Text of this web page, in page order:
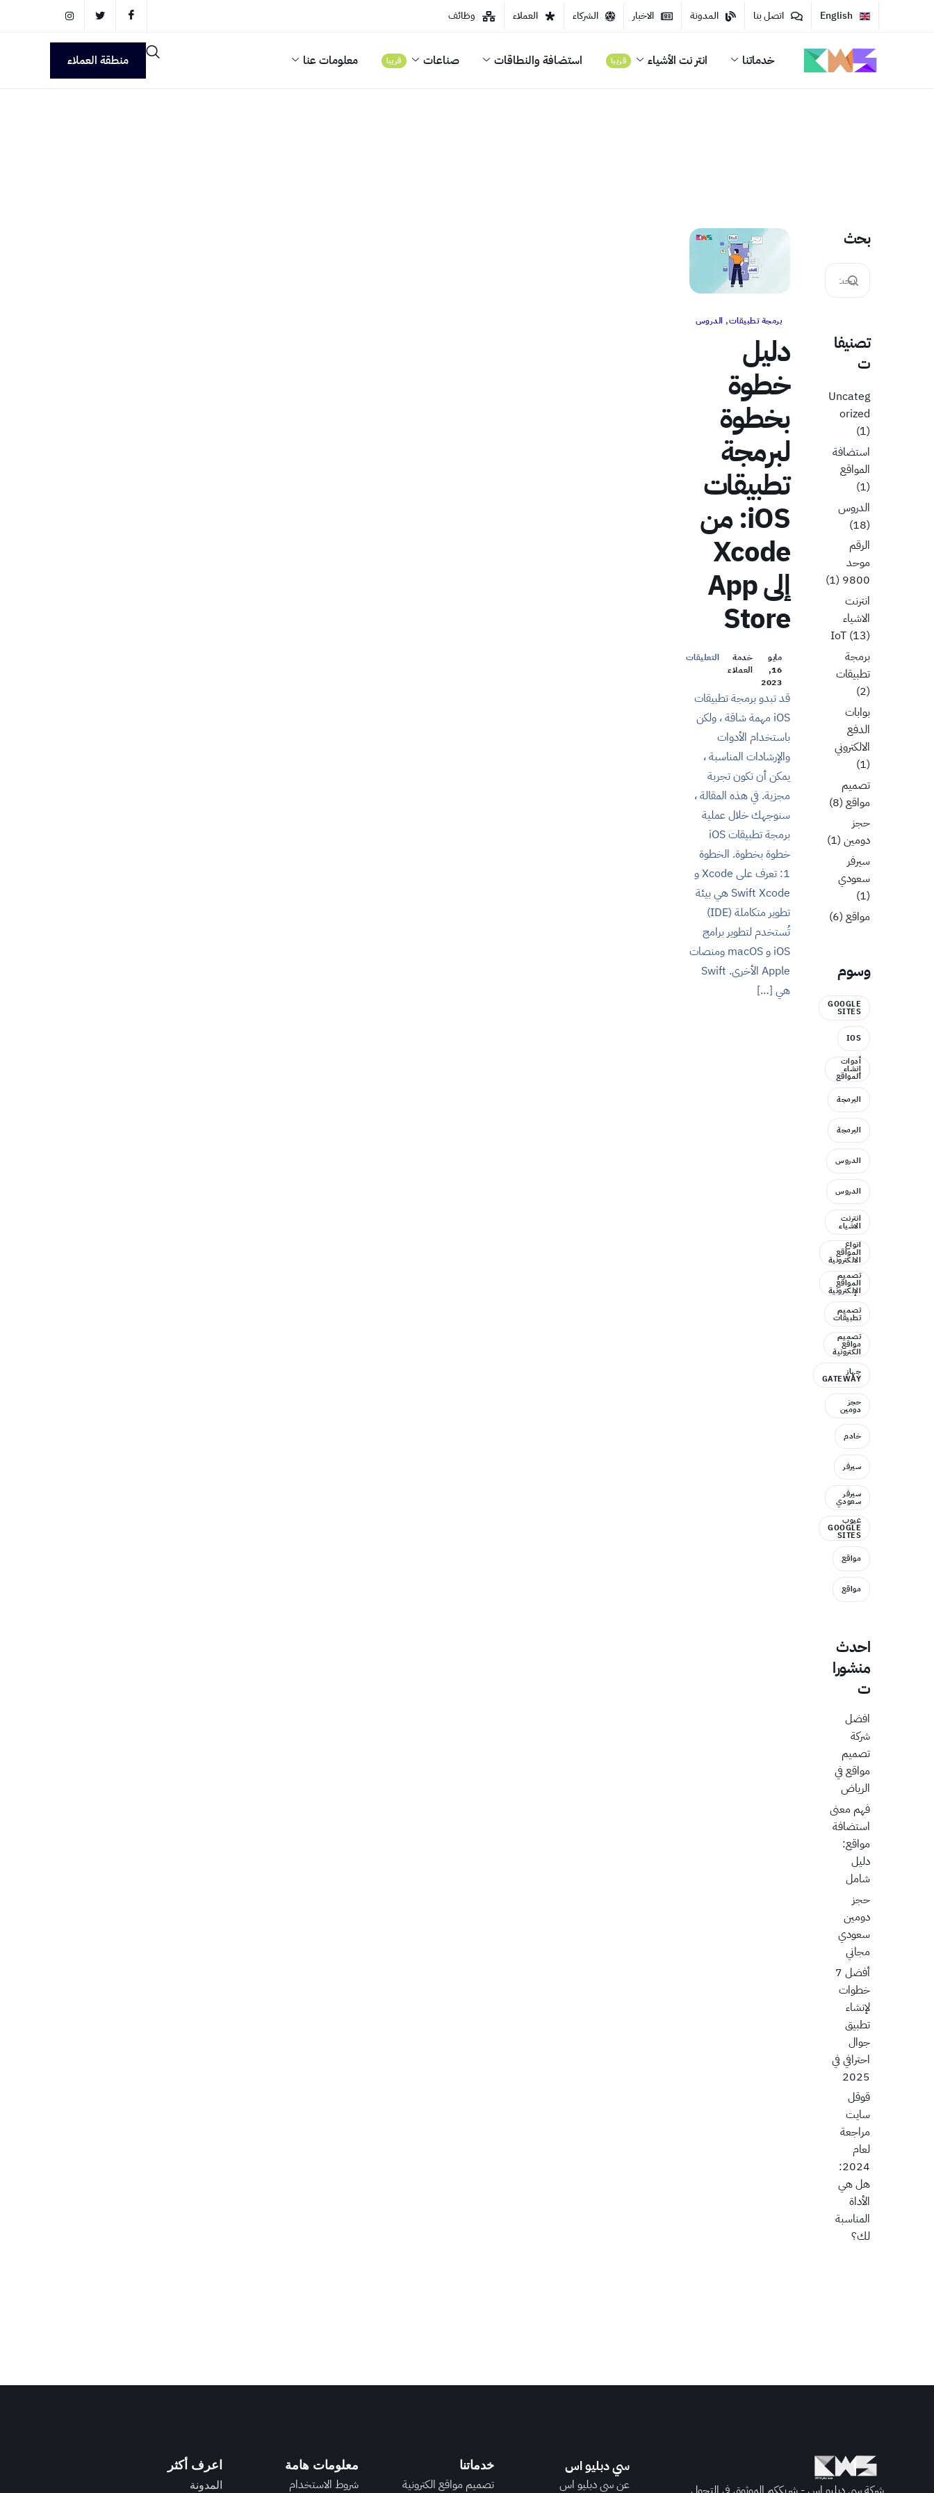
English اتصل بنا المدونة الاخبار الشركاء العملاء وظائف
خدماتنا قريبا انتر نت الأشياء استضافة والنطاقات قريبا صناعات معلومات عنا منطقة العملاء
برمجة تطبيقات, الدروس
دليل
خطوة
بخطوة
لبرمجة
تطبيقات
iOS: من
Xcode
إلى App
Store
مايو
16,
2023
خدمة
العملاء
التعليقات
قد تبدو برمجة تطبيقات
iOS مهمة شاقة ، ولكن
باستخدام الأدوات
والإرشادات المناسبة ،
يمكن أن تكون تجربة
مجزية. في هذه المقالة ،
سنوجهك خلال عملية
برمجة تطبيقات iOS
خطوة بخطوة. الخطوة
1: تعرف على Xcode و
Swift Xcode هي بيئة
تطوير متكاملة (IDE)
تُستخدم لتطوير برامج
iOS و macOS ومنصات
Apple الأخرى. Swift
هي […]
بحث
تصنيفا
ت
Uncateg
orized
(1)
استضافة
المواقع
(1)
الدروس
(18)
الرقم
موحد
9800
(1)
انترنت
الاشياء
IoT (13)
برمجة
تطبيقات
(2)
بوابات
الدفع
الالكتروني
(1)
تصميم
مواقع (8)
حجز
دومين (1)
سيرفر
سعودي
(1)
مواقع (6)
وسوم
GOOGLE
SITES
IOS
أدوات
إنشاء
المواقع
البرمجة
البرمجة
الدروس
الدروس
انترنت
الاشياء
انواع
المواقع
الالكترونية
تصميم
المواقع
الإلكترونية
تصميم
تطبيقات
تصميم
مواقع
الكترونية
جهاز
GATEWAY
حجز
دومين
خادم
سيرفر
سيرفر
سعودي
عيوب
GOOGLE
SITES
مواقع
مواقع
احدث
منشورا
ت
افضل
شركة
تصميم
مواقع في
الرياض
فهم معنى
استضافة
مواقع:
دليل
شامل
حجز
دومين
سعودي
مجاني
أفضل 7
خطوات
لإنشاء
تطبيق
جوال
احترافي في
2025
قوقل
سايت
مراجعة
لعام
2024:
هل هي
الأداة
المناسبة
لك؟
سي دبليو اس
عن سي دبليو اس
خدماتنا
تصميم مواقع الكترونية
معلومات هامة
شروط الاستخدام
اعرف أكثر
المدونة